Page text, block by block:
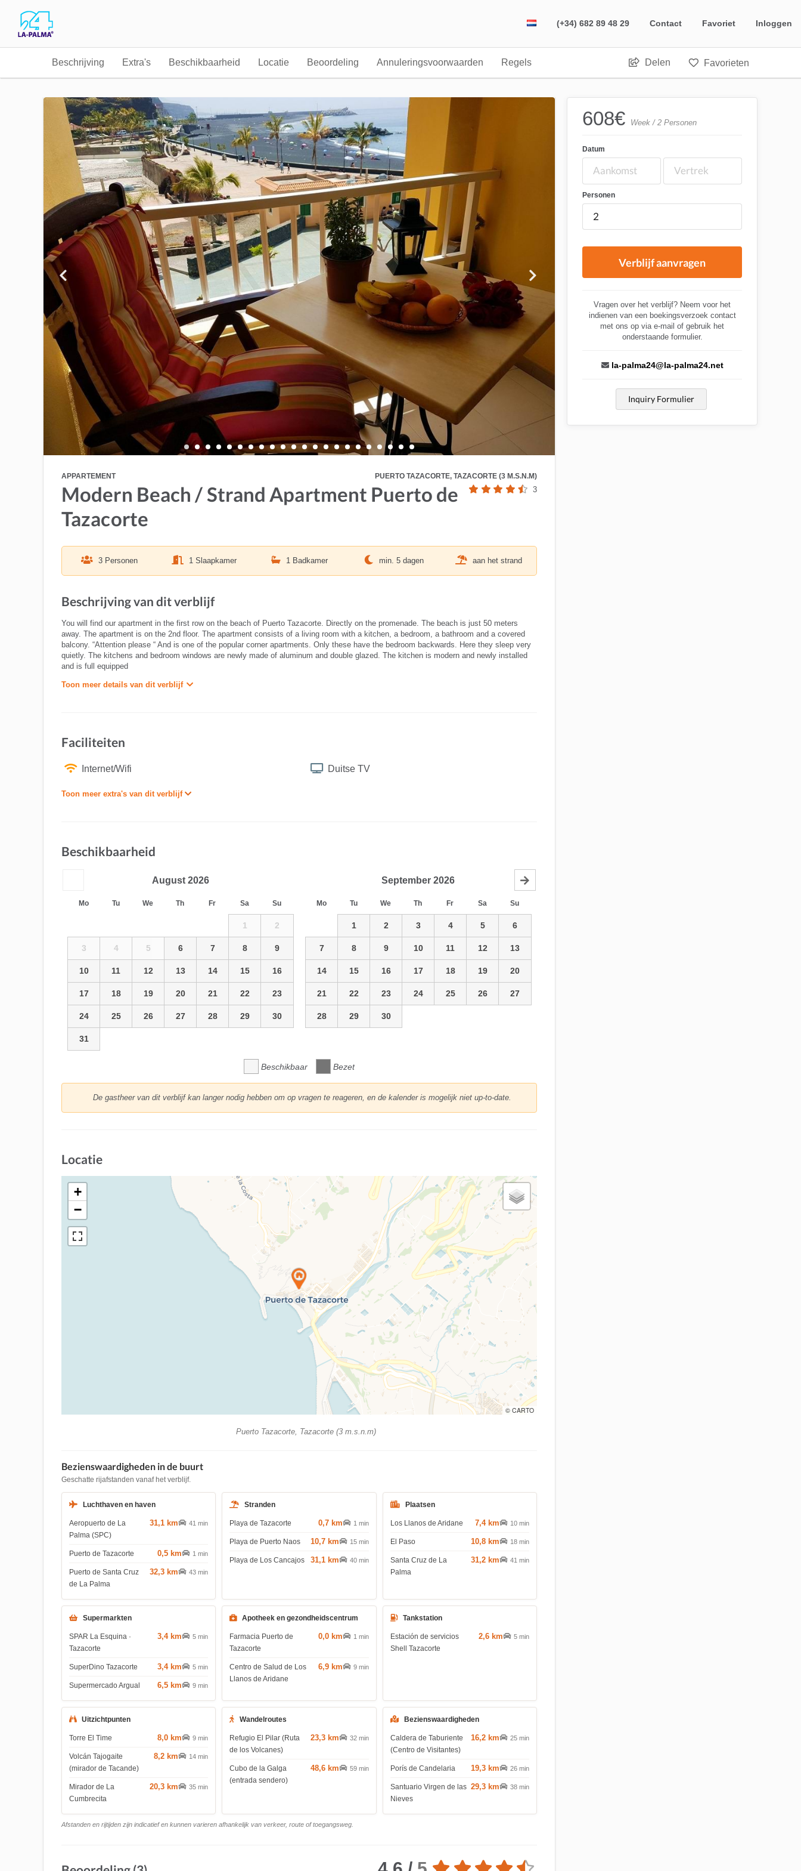
(+34) 682 89 48 29 Contact Favoriet Inloggen
Beschrijving Extra's Beschikbaarheid Locatie Beoordeling Annuleringsvoorwaarden Regels Delen Favorieten
APPARTEMENT PUERTO TAZACORTE, TAZACORTE (3 M.S.N.M)
3
Modern Beach / Strand Apartment Puerto de
Tazacorte
3 Personen 1 Slaapkamer 1 Badkamer min. 5 dagen aan het strand
Beschrijving van dit verblijf
You will find our apartment in the first row on the beach of Puerto Tazacorte. Directly on the promenade. The beach is just 50 meters
away. The apartment is on the 2nd floor. The apartment consists of a living room with a kitchen, a bedroom, a bathroom and a covered
balcony. “Attention please “ And is one of the popular corner apartments. Only these have the bedroom backwards. Here they sleep very
quietly. The kitchens and bedroom windows are newly made of aluminum and double glazed. The kitchen is modern and newly installed
and is full equipped
Toon meer details van dit verblijf
Faciliteiten
Internet/Wifi Duitse TV
Toon meer extra's van dit verblijf
Beschikbaarheid
August 2026
Mo Tu We Th Fr Sa Su
1 2
3 4 5 6 7 8 9
10 11 12 13 14 15 16
17 18 19 20 21 22 23
24 25 26 27 28 29 30
31
September 2026
Mo Tu We Th Fr Sa Su
1 2 3 4 5 6
7 8 9 10 11 12 13
14 15 16 17 18 19 20
21 22 23 24 25 26 27
28 29 30
Beschikbaar Bezet
De gastheer van dit verblijf kan langer nodig hebben om op vragen te reageren, en de kalender is mogelijk niet up-to-date.
Locatie
+
−
© CARTO
Puerto Tazacorte, Tazacorte (3 m.s.n.m)
Bezienswaardigheden in de buurt
Geschatte rijafstanden vanaf het verblijf.
Luchthaven en haven
Aeropuerto de La
Palma (SPC)
31,1 km 41 min
Puerto de Tazacorte 0,5 km 1 min
Puerto de Santa Cruz
de La Palma
32,3 km 43 min
Stranden
Playa de Tazacorte 0,7 km 1 min
Playa de Puerto Naos 10,7 km 15 min
Playa de Los Cancajos 31,1 km 40 min
Plaatsen
Los Llanos de Aridane 7,4 km 10 min
El Paso 10,8 km 18 min
Santa Cruz de La
Palma
31,2 km 41 min
Supermarkten
SPAR La Esquina ·
Tazacorte
3,4 km 5 min
SuperDino Tazacorte 3,4 km 5 min
Supermercado Argual 6,5 km 9 min
Apotheek en gezondheidscentrum
Farmacia Puerto de
Tazacorte
0,0 km 1 min
Centro de Salud de Los
Llanos de Aridane
6,9 km 9 min
Tankstation
Estación de servicios
Shell Tazacorte
2,6 km 5 min
Uitzichtpunten
Torre El Time 8,0 km 9 min
Volcán Tajogaite
(mirador de Tacande)
8,2 km 14 min
Mirador de La
Cumbrecita
20,3 km 35 min
Wandelroutes
Refugio El Pilar (Ruta
de los Volcanes)
23,3 km 32 min
Cubo de la Galga
(entrada sendero)
48,6 km 59 min
Bezienswaardigheden
Caldera de Taburiente
(Centro de Visitantes)
16,2 km 25 min
Porís de Candelaria 19,3 km 26 min
Santuario Virgen de las
Nieves
29,3 km 38 min
Afstanden en rijtijden zijn indicatief en kunnen varieren afhankelijk van verkeer, route of toegangsweg.
608€ Week / 2 Personen
Datum
Personen
Verblijf aanvragen
Vragen over het verblijf? Neem voor het
indienen van een boekingsverzoek contact
met ons op via e-mail of gebruik het
onderstaande formulier.
la-palma24@la-palma24.net
Inquiry Formulier